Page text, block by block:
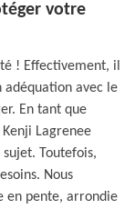
votre
! Effectivement, il
avec le
En tant que
Lagrenee
Toutefois,
Nous
en pente, arrondie